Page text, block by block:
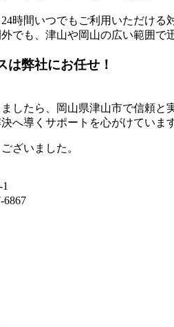
時間いつでもご利用いただける
でも、津山や岡山の広い範囲
は弊社にお任せ！
したら、岡山県津山市で信頼と
へ導くサポートを心がけていま
ざいました。
6867